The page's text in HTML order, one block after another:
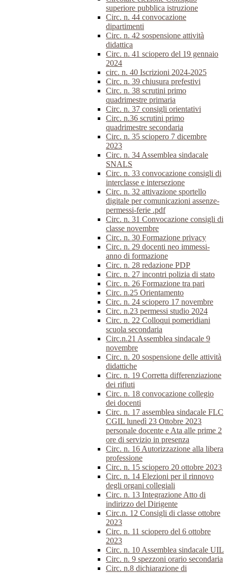
superiore pubblica istruzione
Circ. n. 44 convocazione
dipartimenti
Circ. n. 42 sospensione attività
didattica
Circ. n. 41 sciopero del 19 gennaio
2024
circ. n. 40 Iscrizioni 2024-2025
Circ. n. 39 chiusura prefestivi
Circ. n. 38 scrutini primo
quadrimestre primaria
Circ. n. 37 consigli orientativi
Circ. n.36 scrutini primo
quadrimestre secondaria
Circ. n. 35 sciopero 7 dicembre
2023
Circ. n. 34 Assemblea sindacale
SNALS
Circ. n. 33 convocazione consigli di
interclasse e intersezione
Circ. n. 32 attivazione sportello
digitale per comunicazioni assenze-
permessi-ferie .pdf
Circ. n. 31 Convocazione consigli di
classe novembre
Circ. n. 30 Formazione privacy
Circ. n. 29 docenti neo immessi-
anno di formazione
Circ. n. 28 redazione PDP
Circ. n. 27 incontri polizia di stato
Circ. n. 26 Formazione tra pari
Circ. n.25 Orientamento
Circ. n. 24 sciopero 17 novembre
Circ. n.23 permessi studio 2024
Circ. n. 22 Colloqui pomeridiani
scuola secondaria
Circ.n.21 Assemblea sindacale 9
novembre
Circ. n. 20 sospensione delle attività
didattiche
Circ. n. 19 Corretta differenziazione
dei rifiuti
Circ. n. 18 convocazione collegio
dei docenti
Circ. n. 17 assemblea sindacale FLC
CGIL lunedì 23 Ottobre 2023
personale docente e Ata alle prime 2
ore di servizio in presenza
Circ. n. 16 Autorizzazione alla libera
professione
Circ. n. 15 sciopero 20 ottobre 2023
Circ. n. 14 Elezioni per il rinnovo
degli organi collegiali
Circ. n. 13 Integrazione Atto di
indirizzo del Dirigente
Circ.n. 12 Consigli di classe ottobre
2023
Circ. n. 11 sciopero del 6 ottobre
2023
Circ. n. 10 Assemblea sindacale UIL
Circ. n. 9 spezzoni orario secondaria
Circ. n.8 dichiarazione di